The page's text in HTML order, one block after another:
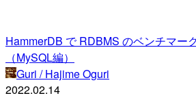
HammerDB で RDBMS のベンチマー
（MySQL編）
Guri / Hajime Oguri
2022.02.14